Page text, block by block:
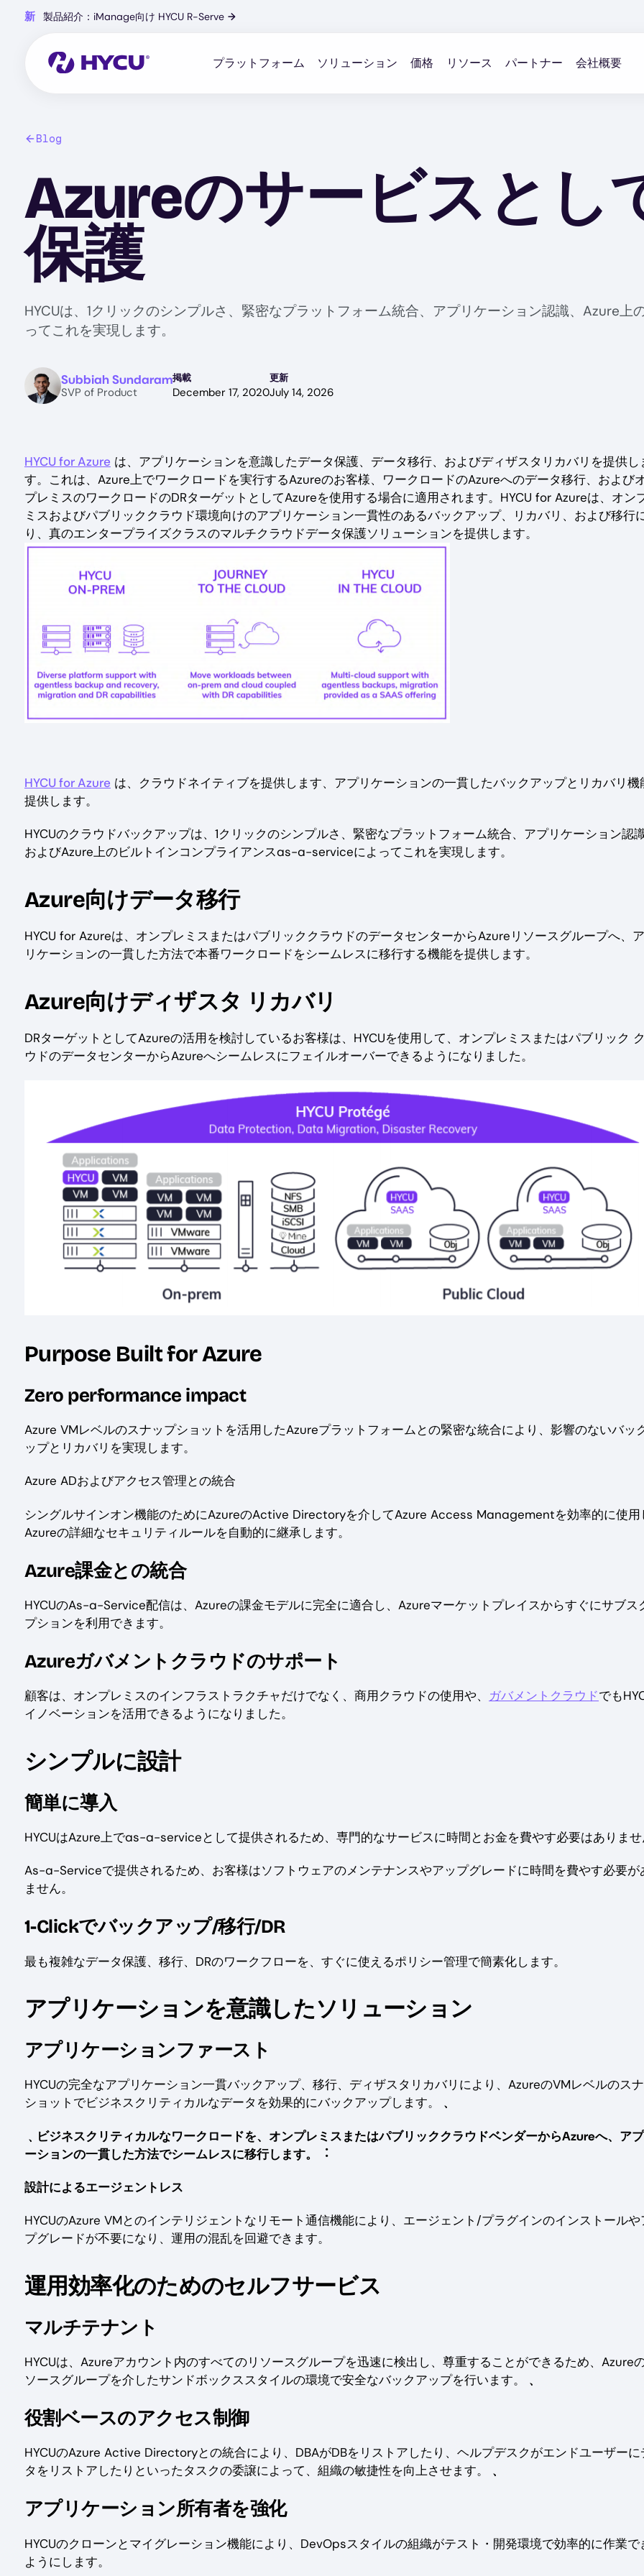
新 製品紹介：iManage向け HYCU R-Serve →
プラットフォーム ソリューション 価格 リソース パートナー 会社概要
Blog
Azureのサービスとし
保護
HYCUは、1クリックのシンプルさ、緊密なプラットフォーム統合、アプリケーション認識、Azure
ってこれを実現します。
ImageSubbiah Sundaram
SVP of Product
掲載
December 17, 2020
更新
July 14, 2026
HYCU for Azure は、アプリケーションを意識したデータ保護、データ移行、およびディザスタリカバリを提供し
す。これは、Azure上でワークロードを実行するAzureのお客様、ワークロードのAzureへのデータ移行、および
プレミスのワークロードのDRターゲットとしてAzureを使用する場合に適用されます。HYCU for Azureは、オン
ミスおよびパブリッククラウド環境向けのアプリケーション一貫性のあるバックアップ、リカバリ、および移行
り、真のエンタープライズクラスのマルチクラウドデータ保護ソリューションを提供します。
HYCU for Azure は、クラウドネイティブを提供します、アプリケーションの一貫したバックアップとリカバリ機
提供します。
HYCUのクラウドバックアップは、1クリックのシンプルさ、緊密なプラットフォーム統合、アプリケーション認
およびAzure上のビルトインコンプライアンスas-a-serviceによってこれを実現します。
Azure向けデータ移行
HYCU for Azureは、オンプレミスまたはパブリッククラウドのデータセンターからAzureリソースグループへ、
リケーションの一貫した方法で本番ワークロードをシームレスに移行する機能を提供します。
Azure向けディザスタ リカバリ
DRターゲットとしてAzureの活用を検討しているお客様は、HYCUを使用して、オンプレミスまたはパブリック
ウドのデータセンターからAzureへシームレスにフェイルオーバーできるようになりました。
Purpose Built for Azure
Zero performance impact
Azure VMレベルのスナップショットを活用したAzureプラットフォームとの緊密な統合により、影響のないバッ
ップとリカバリを実現します。
Azure ADおよびアクセス管理との統合
シングルサインオン機能のためにAzureのActive Directoryを介してAzure Access Managementを効率的に使用
Azureの詳細なセキュリティルールを自動的に継承します。
Azure課金との統合
HYCUのAs-a-Service配信は、Azureの課金モデルに完全に適合し、Azureマーケットプレイスからすぐにサブス
プションを利用できます。
Azureガバメントクラウドのサポート
顧客は、オンプレミスのインフラストラクチャだけでなく、商用クラウドの使用や、 ガバメントクラウドでも
イノベーションを活用できるようになりました。
シンプルに設計
簡単に導入
HYCUはAzure上でas-a-serviceとして提供されるため、専門的なサービスに時間とお金を費やす必要はありま
As-a-Serviceで提供されるため、お客様はソフトウェアのメンテナンスやアップグレードに時間を費やす必要が
ません。
1-Clickでバックアップ/移行/DR
最も複雑なデータ保護、移行、DRのワークフローを、すぐに使えるポリシー管理で簡素化します。
アプリケーションを意識したソリューション
アプリケーションファースト
HYCUの完全なアプリケーション一貫バックアップ、移行、ディザスタリカバリにより、AzureのVMレベルのス
ショットでビジネスクリティカルなデータを効果的にバックアップします。
﹑
﹑ビジネスクリティカルなワークロードを、オンプレミスまたはパブリッククラウドベンダーからAzureへ、ア
ーションの一貫した方法でシームレスに移行します。︓
設計によるエージェントレス
HYCUのAzure VMとのインテリジェントなリモート通信機能により、エージェント/プラグインのインストールや
プグレードが不要になり、運用の混乱を回避できます。
運用効率化のためのセルフサービス
マルチテナント
HYCUは、Azureアカウント内のすべてのリソースグループを迅速に検出し、尊重することができるため、Azure
ソースグループを介したサンドボックススタイルの環境で安全なバックアップを行います。
﹑
役割ベースのアクセス制御
HYCUのAzure Active Directoryとの統合により、DBAがDBをリストアしたり、ヘルプデスクがエンドユーザーに
タをリストアしたりといったタスクの委譲によって、組織の敏捷性を向上させます。
﹑
アプリケーション所有者を強化
HYCUのクローンとマイグレーション機能により、DevOpsスタイルの組織がテスト・開発環境で効率的に作業で
ようにします。